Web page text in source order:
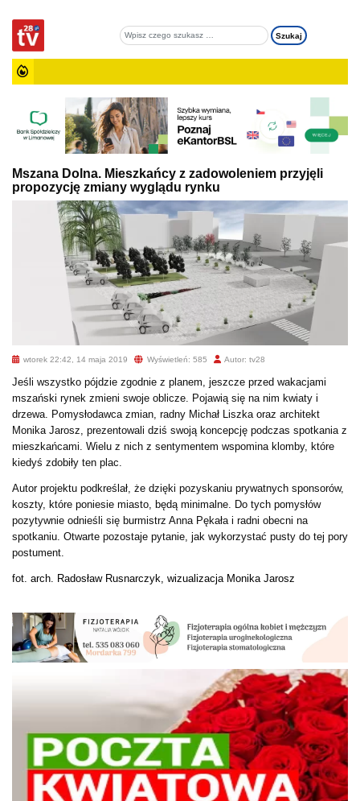
Mszana Dolna. Mieszkańcy z zadowoleniem przyjęli
propozycję zmiany wyglądu rynku
wtorek 22:42, 14 maja 2019 Wyświetleń: 585 Autor: tv28
Jeśli wszystko pójdzie zgodnie z planem, jeszcze przed wakacjami
mszański rynek zmieni swoje oblicze. Pojawią się na nim kwiaty i
drzewa. Pomysłodawca zmian, radny Michał Liszka oraz architekt
Monika Jarosz, prezentowali dziś swoją koncepcję podczas spotkania z
mieszkańcami. Wielu z nich z sentymentem wspomina klomby, które
kiedyś zdobiły ten plac.
Autor projektu podkreślał, że dzięki pozyskaniu prywatnych sponsorów,
koszty, które poniesie miasto, będą minimalne. Do tych pomysłów
pozytywnie odnieśli się burmistrz Anna Pękała i radni obecni na
spotkaniu. Otwarte pozostaje pytanie, jak wykorzystać pusty do tej pory
postument.
fot. arch. Radosław Rusnarczyk, wizualizacja Monika Jarosz